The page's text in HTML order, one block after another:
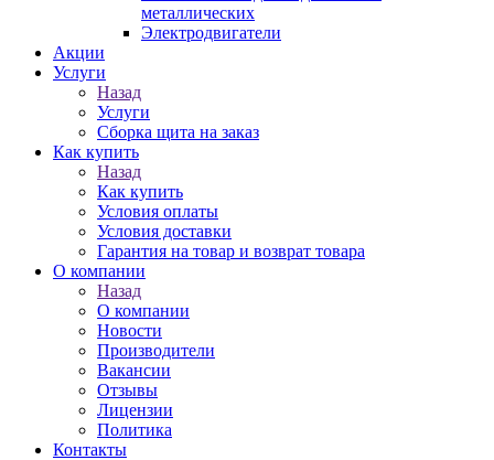
металлических
Электродвигатели
Акции
Услуги
Назад
Услуги
Сборка щита на заказ
Как купить
Назад
Как купить
Условия оплаты
Условия доставки
Гарантия на товар и возврат товара
О компании
Назад
О компании
Новости
Производители
Вакансии
Отзывы
Лицензии
Политика
Контакты